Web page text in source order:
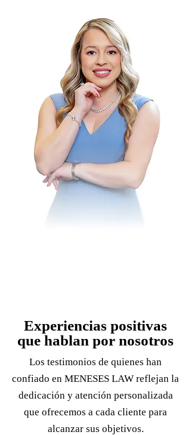
Experiencias positivas
que hablan por nosotros
Los testimonios de quienes han
confiado en MENESES LAW reflejan la
dedicación y atención personalizada
que ofrecemos a cada cliente para
alcanzar sus objetivos.